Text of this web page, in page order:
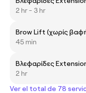
2 hr - 3 hr
Brow Lift (χωρίς
45 min
Βλεφαρίδες
2 hr
Ver el total de 78